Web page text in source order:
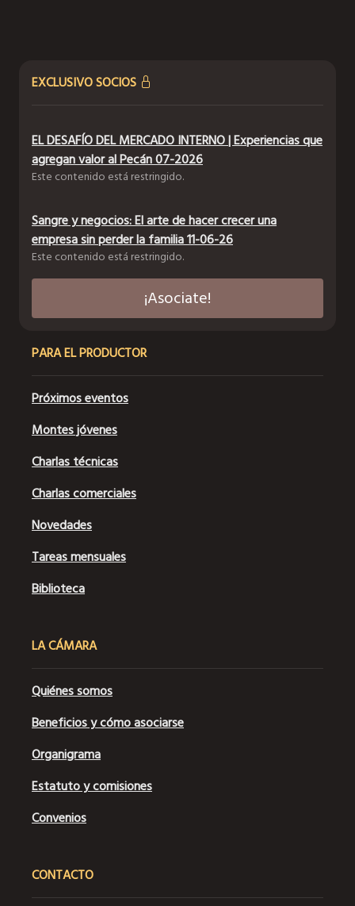
EXCLUSIVO SOCIOS
EL DESAFÍO DEL MERCADO INTERNO | Experiencias que
agregan valor al Pecán 07-2026
Este contenido está restringido.
Sangre y negocios: El arte de hacer crecer una
empresa sin perder la familia 11-06-26
Este contenido está restringido.
¡Asociate!
PARA EL PRODUCTOR
Próximos eventos
Montes jóvenes
Charlas técnicas
Charlas comerciales
Novedades
Tareas mensuales
Biblioteca
LA CÁMARA
Quiénes somos
Beneficios y cómo asociarse
Organigrama
Estatuto y comisiones
Convenios
CONTACTO